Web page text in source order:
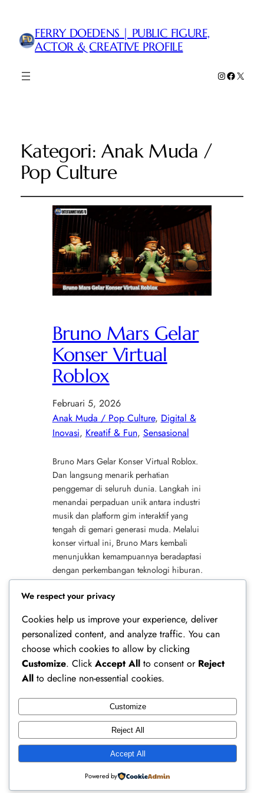
FERRY DOEDENS | PUBLIC FIGURE,
ACTOR & CREATIVE PROFILE
Instagram
Facebook
X
Kategori:Anak Muda /
Pop Culture
Bruno Mars Gelar
Konser Virtual
Roblox
Februari 5, 2026
Anak Muda / Pop Culture, Digital &
Inovasi, Kreatif & Fun, Sensasional
Bruno Mars Gelar Konser Virtual Roblox.
Dan langsung menarik perhatian
penggemar di seluruh dunia. Langkah ini
menandai perpaduan unik antara industri
musik dan platform gim interaktif yang
tengah di gemari generasi muda. Melalui
konser virtual ini, Bruno Mars kembali
menunjukkan kemampuannya beradaptasi
dengan perkembangan teknologi hiburan.
Selain itu, Bruno Mars gelar konser virtual
Roblox di…
Ferry Doedens | Public Figure, Actor & Creative
Profile
Instagram
Facebook
X
We respect your privacy
Cookies help us improve your experience, deliver
personalized content, and analyze traffic. You can
choose which cookies to allow by clicking
Customize. Click Accept All to consent or Reject
All to decline non-essential cookies.
Customize
Reject All
Accept All
Powered by